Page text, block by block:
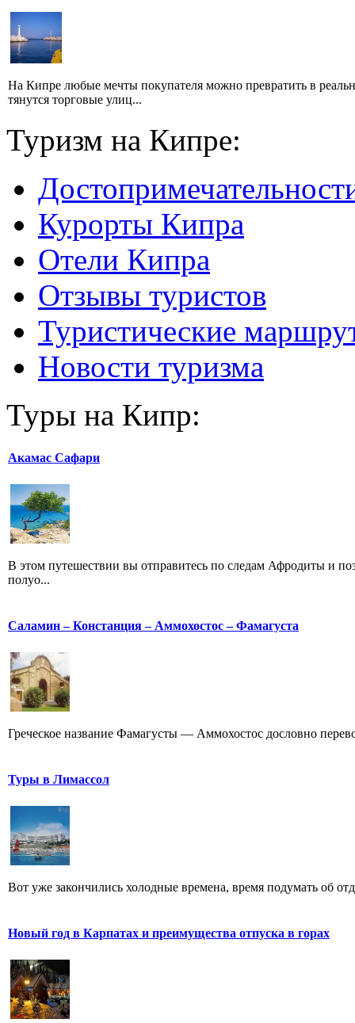
На Кипре любые мечты покупателя можно превратить в
тянутся торговые улиц...
Туризм на Кипре:
Курорты Кипра
Отели Кипра
Отзывы туристов
Туристические
Новости туризма
Туры на Кипр:
Акамас Сафари
В этом путешествии вы отправитесь по следам Афродиты и
полуо...
Саламин – Констанция – Аммохостос – Фамагуста
Греческое название Фамагусты — Аммохостос дословно
Туры в Лимассол
Вот уже закончились холодные времена, время подумать об
Новый год в Карпатах и преимущества отпуска в горах